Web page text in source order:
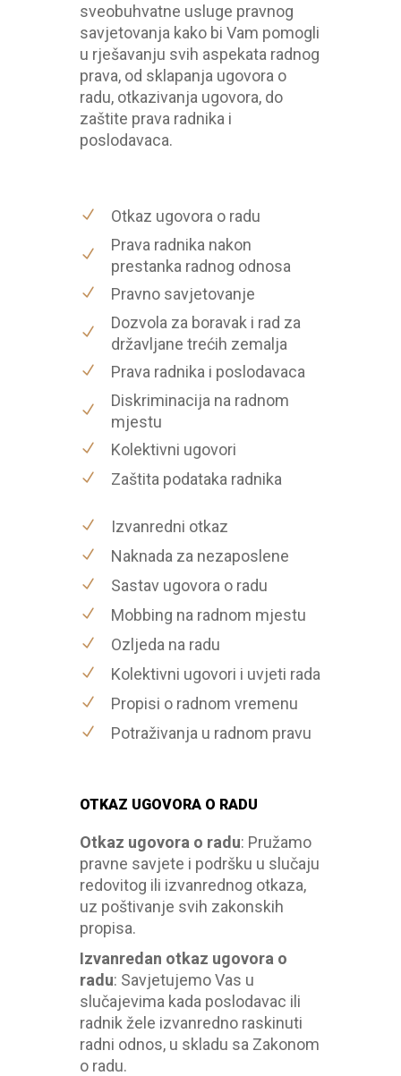
sveobuhvatne usluge pravnog
savjetovanja kako bi Vam pomogli
u rješavanju svih aspekata radnog
prava, od sklapanja ugovora o
radu, otkazivanja ugovora, do
zaštite prava radnika i
poslodavaca.
Otkaz ugovora o radu
Prava radnika nakon
prestanka radnog odnosa
Pravno savjetovanje
Dozvola za boravak i rad za
državljane trećih zemalja
Prava radnika i poslodavaca
Diskriminacija na radnom
mjestu
Kolektivni ugovori
Zaštita podataka radnika
Izvanredni otkaz
Naknada za nezaposlene
Sastav ugovora o radu
Mobbing na radnom mjestu
Ozljeda na radu
Kolektivni ugovori i uvjeti rada
Propisi o radnom vremenu
Potraživanja u radnom pravu
OTKAZ UGOVORA O RADU
Otkaz ugovora o radu: Pružamo
pravne savjete i podršku u slučaju
redovitog ili izvanrednog otkaza,
uz poštivanje svih zakonskih
propisa.
Izvanredan otkaz ugovora o
radu: Savjetujemo Vas u
slučajevima kada poslodavac ili
radnik žele izvanredno raskinuti
radni odnos, u skladu sa Zakonom
o radu.